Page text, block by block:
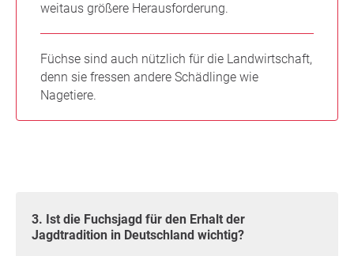
weitaus größere Herausforderung.
Füchse sind auch nützlich für die Landwirtschaft,
denn sie fressen andere Schädlinge wie
Nagetiere.
3. Ist die Fuchsjagd für den Erhalt der
Jagdtradition in Deutschland wichtig?